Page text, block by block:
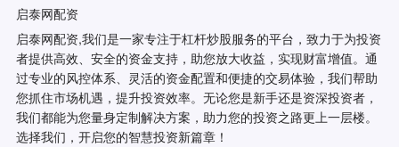
启泰网配资
启泰网配资,我们是一家专注于杠杆炒股服务的平台，致力于为投资
者提供高效、安全的资金支持，助您放大收益，实现财富增值。通
过专业的风控体系、灵活的资金配置和便捷的交易体验，我们帮助
您抓住市场机遇，提升投资效率。无论您是新手还是资深投资者，
我们都能为您量身定制解决方案，助力您的投资之路更上一层楼。
选择我们，开启您的智慧投资新篇章！